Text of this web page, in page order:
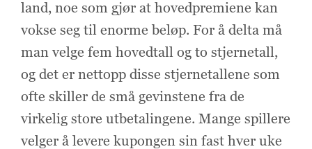
land, noe som gjør at hovedpremiene kan
vokse seg til enorme beløp. For å delta må
man velge fem hovedtall og to stjernetall,
og det er nettopp disse stjernetallene som
ofte skiller de små gevinstene fra de
virkelig store utbetalingene. Mange spillere
velger å levere kupongen sin fast hver uke